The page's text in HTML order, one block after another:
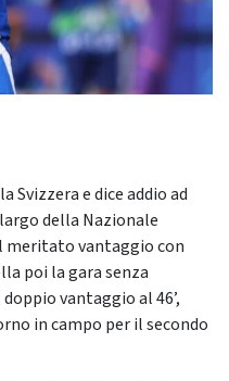
Svizzera e dice addio ad
della Nazionale
meritato vantaggio con
poi la gara senza
vantaggio al 46’,
in campo per il secondo